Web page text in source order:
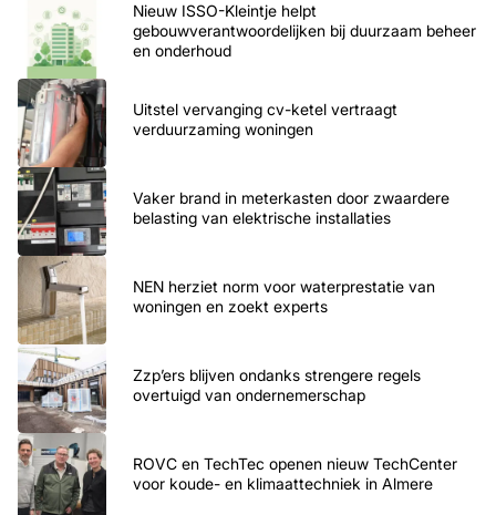
Nieuw ISSO-Kleintje helpt
gebouwverantwoordelijken bij duurzaam beheer
en onderhoud
Uitstel vervanging cv-ketel vertraagt
verduurzaming woningen
Vaker brand in meterkasten door zwaardere
belasting van elektrische installaties
NEN herziet norm voor waterprestatie van
woningen en zoekt experts
Zzp’ers blijven ondanks strengere regels
overtuigd van ondernemerschap
ROVC en TechTec openen nieuw TechCenter
voor koude- en klimaattechniek in Almere